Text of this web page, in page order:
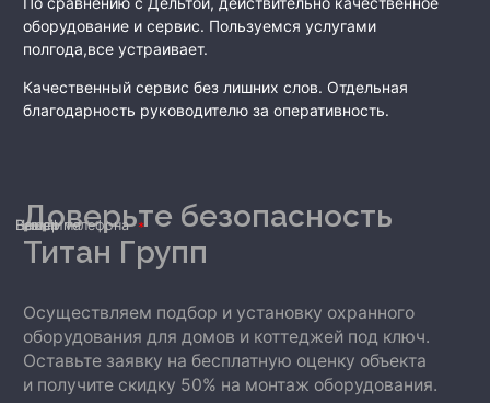
оборудование и сервис. Пользуемся услугами
полгода,все устраивает.
Качественный сервис без лишних слов. Отдельная
благодарность руководителю за оперативность.
Доверьте безопасность
Титан Групп
Осуществляем подбор и установку охранного
оборудования для домов и коттеджей под ключ.
Оставьте заявку на бесплатную оценку объекта
и получите скидку 50% на монтаж оборудования.
Ваше имя
Номер телефона
E-mail